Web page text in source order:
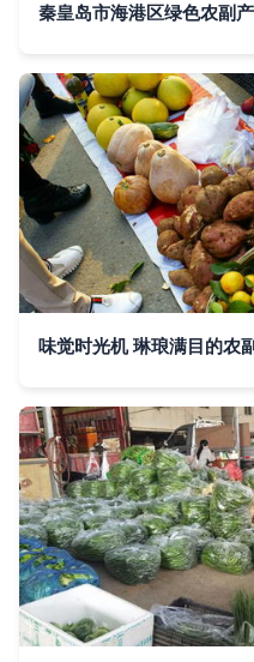
秦皇岛市海港区绿色农副
味觉时光机 琳琅满目的农